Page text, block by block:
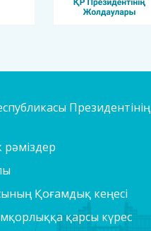
Президентінің
рәміздер
Қоғамдық кеңесі
қарсы күрес